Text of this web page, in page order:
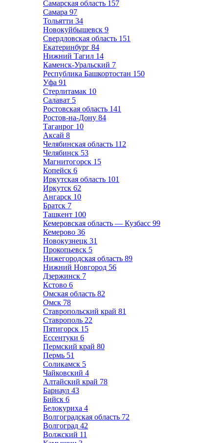
Самарская область 157
Самара 97
Тольятти 34
Новокуйбышевск 9
Свердловская область 151
Екатеринбург 84
Нижний Тагил 14
Каменск-Уральский 7
Республика Башкортостан 150
Уфа 91
Стерлитамак 10
Салават 5
Ростовская область 141
Ростов-на-Дону 84
Таганрог 10
Аксай 8
Челябинская область 112
Челябинск 53
Магнитогорск 15
Копейск 6
Иркутская область 101
Иркутск 62
Ангарск 10
Братск 7
Ташкент 100
Кемеровская область — Кузбасс 99
Кемерово 36
Новокузнецк 31
Прокопьевск 5
Нижегородская область 89
Нижний Новгород 56
Дзержинск 7
Кстово 6
Омская область 82
Омск 78
Ставропольский край 81
Ставрополь 22
Пятигорск 15
Ессентуки 6
Пермский край 80
Пермь 51
Соликамск 5
Чайковский 4
Алтайский край 78
Барнаул 43
Бийск 6
Белокуриха 4
Волгоградская область 72
Волгоград 42
Волжский 11